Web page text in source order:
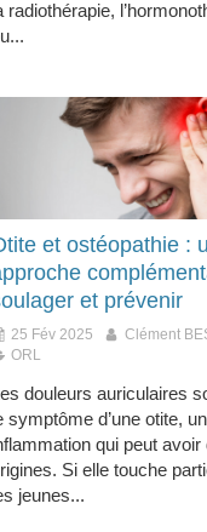
radiothérapie,
et ostéopathie :
et prévenir
25 Fév 2025
Clément
ORL
douleurs auriculaires
symptôme d’une otite,
qui peut avoir
Si elle touche
jeunes...